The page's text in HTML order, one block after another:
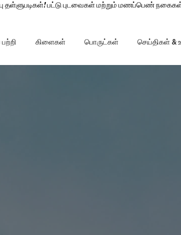
கிளைகள் பொருட்கள் செய்திகள்
தள்ளுபடிகள்! பட்டு புடவைகள் மற்றும் மணப்பெண்